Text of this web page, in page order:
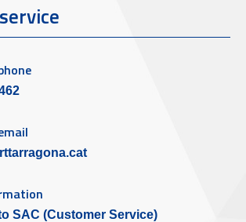
SAC (Customer Service)